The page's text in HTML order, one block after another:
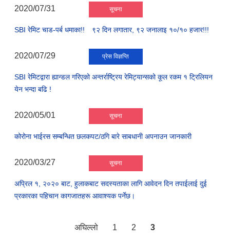
2020/07/31 सूचना
SBI रेमिट चाड-पर्ब धमाका!! ९२ दिन लगातार, ९२ जनालाइ १०/१० हजार!!!
2020/07/29 प्रेस विज्ञप्ति
SBI रेमिटद्वारा ह्यान्डल गरिएको अन्तर्राष्ट्रिय रेमिट्यान्सको कूल रकम १ ट्रिलियन
येन भन्दा बढि !
2020/05/01 सूचना
कोरोना भाईरस सम्बन्धित छलकपट/ठगि बारे साबधानी अपनाउन जानकारी
2020/03/27 सूचना
अप्रिल १, २०२० बाट, हुलाकबाट सदस्यताका लागि आवेदन दिन तपाईलाई दुई
प्रकारका पहिचान कागजातहरू आवाश्यक पर्नेछ।
अघिल्लो 1 2 3